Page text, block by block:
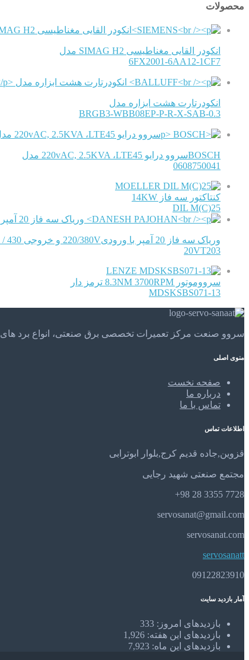
محصولات
انکودر القایی مغناطیسی SIMAG H2 مدل
6FX2001-6AA12-1CF7
انکودرتارت هشت ابزاره مدل
BRGB3-WBB08EP-P-R-X-SAB-0.3
BOSCHسروو درایو 220vAC, 2.5KVA ،LTE45 مدل
0608750041
MOELLER
کنتاکتور سه فاز 14KW
DIL M(C)25
وریاک سه فاز 20 آمپر با ورودی220/380V و خروجی 430 / 250-0 ولت مدل
20VT203
LENZE
سرووموتور 8.3NM 3700RPM ترمز دار
MDSKSBS071-13
سروو صنعت مرکز تعمیرات تخصصی برق صنعتی، انواع برد های plc، موتور های الکتریکی و . . . تعمیرات تخصصی و مهندسی را در مرکز تعمیرات تخصصی سروو صنعت تجربه کنید.
منوی اصلی
صفحه نخست
درباره ما
تماس با ما
اطلاعات تماس
قزوین,جاده قدیم کرج,بلوار ابوترابی
مجتمع صنعتی شهید رجایی
7728 3355 28 98+
servosanat@gmail.com
servosanat.com
servosanatt
09122823910
آمار بازدید سایت
بازدیدهای امروز: 333
بازدیدهای این هفته: 1,926
بازدیدهای این ماه: 7,923